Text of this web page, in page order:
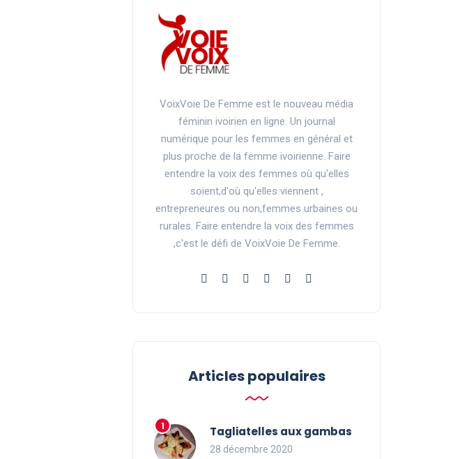
VoixVoie De Femme est le nouveau média
féminin ivoirien en ligne. Un journal
numérique pour les femmes en général et
plus proche de la femme ivoirienne. Faire
entendre la voix des femmes où qu'elles
soient,d'où qu'elles viennent ,
entrepreneures ou non,femmes urbaines ou
rurales. Faire entendre la voix des femmes
,c'est le défi de VoixVoie De Femme.
Articles populaires
Tagliatelles aux gambas
28 décembre 2020